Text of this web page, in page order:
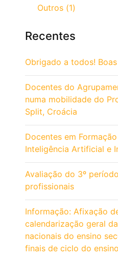
Outros (1)
Recentes
Obrigado a todos! Boas
Docentes do
numa mobilidade do
Split, Croácia
Docentes em
Inteligência Artificial e
Avaliação do 3º
profissionais
Informação: Afixação
calendarização geral
nacionais do ensino
finais de ciclo do